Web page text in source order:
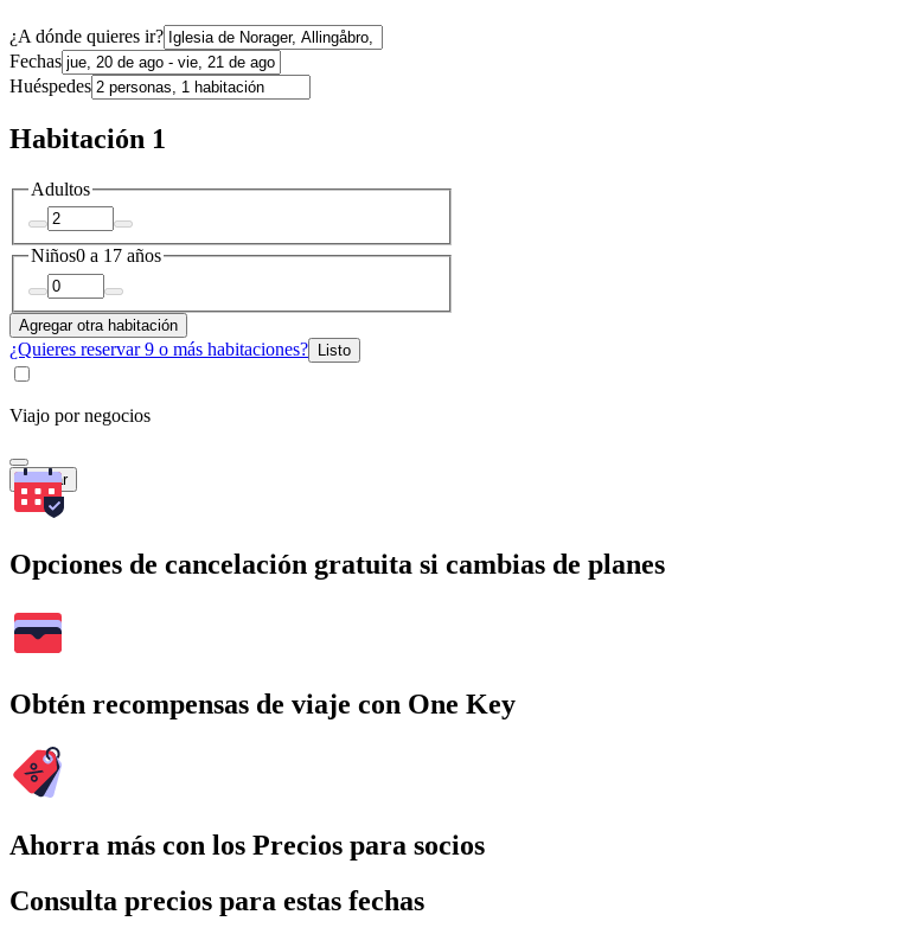
¿A dónde quieres ir?
Fechas
Huéspedes
Habitación 1
Adultos
Niños0 a 17 años
Agregar otra habitación
¿Quieres reservar 9 o más habitaciones? Listo
Viajo por negocios
Buscar
Opciones de cancelación gratuita si cambias de planes
Obtén recompensas de viaje con One Key
Ahorra más con los Precios para socios
Consulta precios para estas fechas